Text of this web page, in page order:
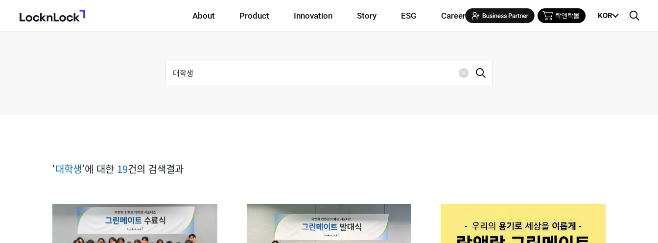
LocknLock
About Product Innovation Story ESG Career KOR
검
뉴
통
색
삭
검
‘대학생’에 대한 19건의 검색결과